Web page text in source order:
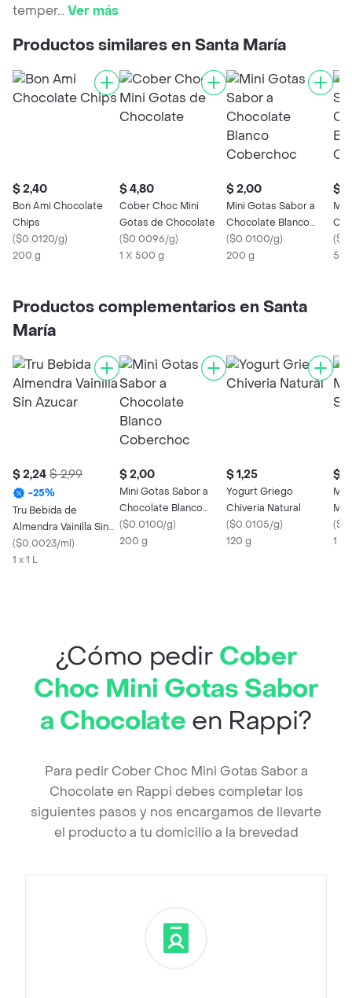
temper...Ver más
Productos similares en Santa María
$ 2,40
Bon Ami Chocolate
Chips
($0.0120/g)
200 g
$ 4,80
Cober Choc Mini
Gotas de Chocolate
($0.0096/g)
1 X 500 g
$ 2,00
Mini Gotas Sabor a
Chocolate Blanco
Coberchoc
($0.0100/g)
200 g
$
(
Productos complementarios en Santa
María
$ 2,24 $ 2,99
-25%
Tru Bebida de
Almendra Vainilla Sin
Azucar
($0.0023/ml)
1 x 1 L
$ 2,00
Mini Gotas Sabor a
Chocolate Blanco
Coberchoc
($0.0100/g)
200 g
$ 1,25
Yogurt Griego
Chiveria Natural
($0.0105/g)
120 g
$
Mc
(
1 x
¿Cómo pedir Cober
Choc Mini Gotas Sabor
a Chocolate en Rappi?
Para pedir Cober Choc Mini Gotas Sabor a
Chocolate en Rappi debes completar los
siguientes pasos y nos encargamos de llevarte
el producto a tu domicilio a la brevedad